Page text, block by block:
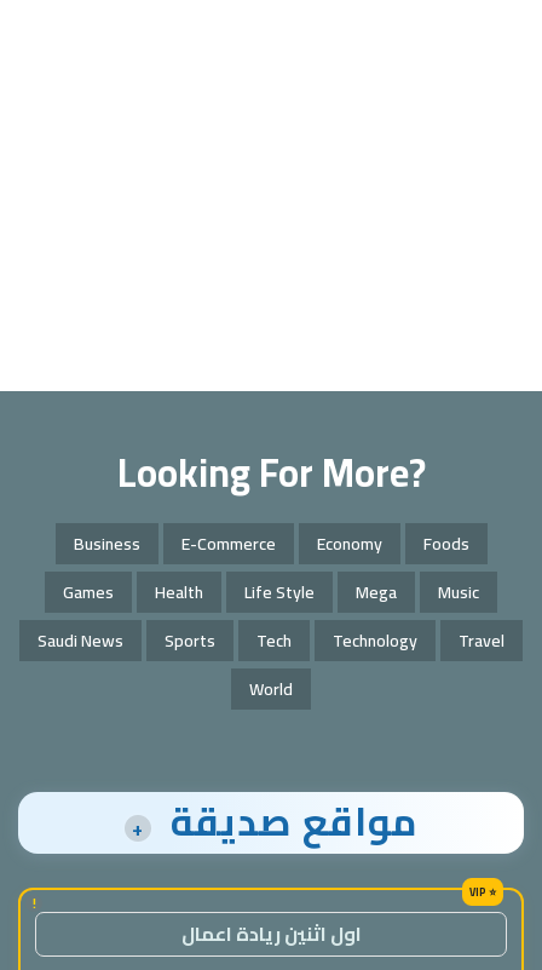
Looking For More?
Business E-Commerce Economy
Foods
Games
Health Life Style Mega
Music
Saudi News
Sports Tech Technology
Travel
World
مواقع صديقة +
!
اول اثنين ريادة اعمال